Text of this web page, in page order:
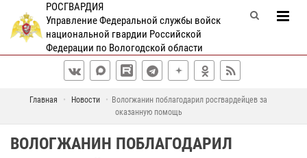
РОСГВАРДИЯ
Управление Федеральной службы войск
национальной гвардии Российской
Федерации по Вологодской области
Главная Новости
Вологжанин поблагодарил росгвардейцев за
оказанную помощь
ВОЛОГЖАНИН ПОБЛАГОДАРИЛ